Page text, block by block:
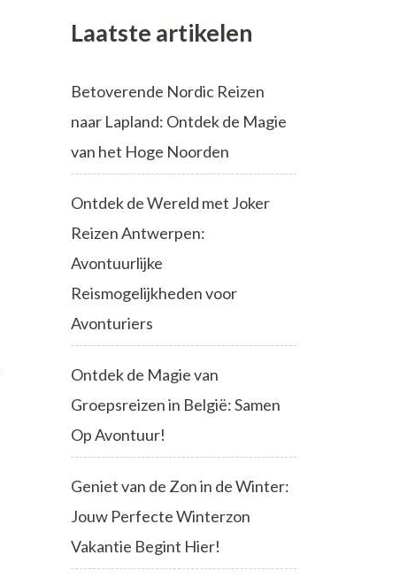
Laatste artikelen
Betoverende Nordic Reizen
naar Lapland: Ontdek de Magie
van het Hoge Noorden
Ontdek de Wereld met Joker
Reizen Antwerpen:
Avontuurlijke
Reismogelijkheden voor
Avonturiers
Ontdek de Magie van
Groepsreizen in België: Samen
Op Avontuur!
Geniet van de Zon in de Winter:
Jouw Perfecte Winterzon
Vakantie Begint Hier!